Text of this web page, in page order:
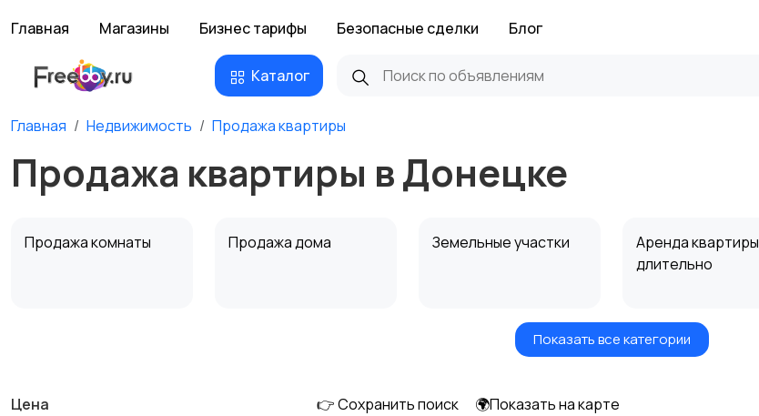
Главная Магазины Бизнес тарифы Безопасные сделки Блог
Каталог
Главная Недвижимость Продажа квартиры
Продажа квартиры в Донецке
Продажа комнаты Продажа дома Земельные участки
Аренда квартиры
длительно
Аренда дома
Коммерческая
Показать все категории
Цена 👉 Сохранить поиск 🌍Показать на карте